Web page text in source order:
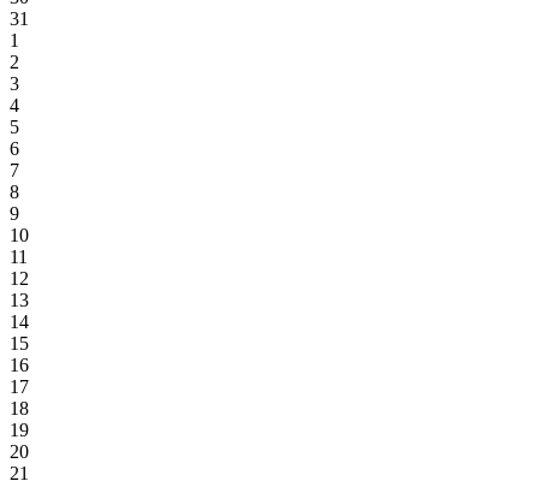
31
1
2
3
4
5
6
7
8
9
10
11
12
13
14
15
16
17
18
19
20
21